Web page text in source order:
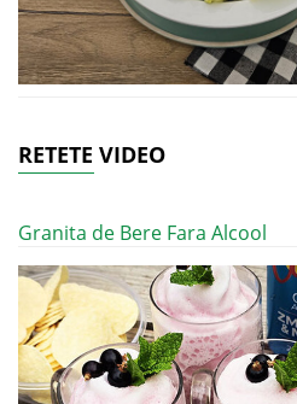
RETETE VIDEO
Granita de Bere Fara Alcool